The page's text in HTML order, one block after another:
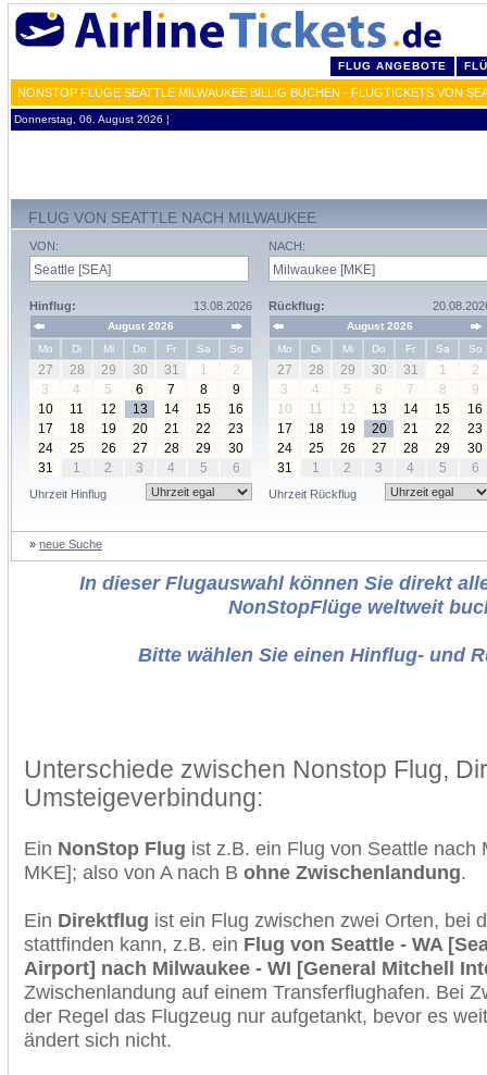
FLUG ANGEBOTE
NONSTOP FLÜGE SEATTLE MILWAUKEE BILLIG BUCHEN - FLUGTICKETS VON
Donnerstag, 06. August 2026 ¦
FLUG VON SEATTLE NACH MILWAUKEE
VON:
Hinflug: 13.08.2026
August 2026
Mo
Di Mi Do Fr Sa So
27 28 29 30 31 1
2
3
4 5 6 7 8
9
10
11 12 13 14 15
16
17
18 19 20 21 22
23
24
25 26 27 28 29
30
31
1 2 3 4 5 6
Uhrzeit Hinflug
NACH:
Rückflug:
August 2026
Mo
Di Mi Do Fr Sa So
27 28 29 30 31 1
2
3
4 5 6 7 8
9
10
11 12 13 14 15
16
17
18 19 20 21 22
23
24
25 26 27 28 29
30
31
1 2 3 4 5 6
Uhrzeit Rückflug
» neue Suche
In dieser Flugauswahl können Sie direkt
NonStopFlüge weltweit
Bitte wählen Sie einen Hinflug- und
Unterschiede zwischen Nonstop Flug,
Umsteigeverbindung:
Ein NonStop Flug ist z.B. ein Flug von Seattle nach
MKE]; also von A nach B ohne Zwischenlandung.
Ein Direktflug ist ein Flug zwischen zwei Orten, bei
stattfinden kann, z.B. ein Flug von Seattle - WA
Airport] nach Milwaukee - WI [General Mitchell
Zwischenlandung auf einem Transferflughafen. Bei
der Regel das Flugzeug nur aufgetankt, bevor es
ändert sich nicht.